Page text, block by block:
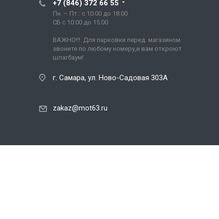
+7 (846) 372 66 55
Пн. – Пт.: с 10:00 до 18:00
СБ с 10:00 до 15:00
ВАЖНО!!! Для парковки перед магазином
звоните по любому номеру,и вам откроют
шлагбаум!
г. Самара, ул. Ново-Садовая 303А
zakaz@mot63.ru